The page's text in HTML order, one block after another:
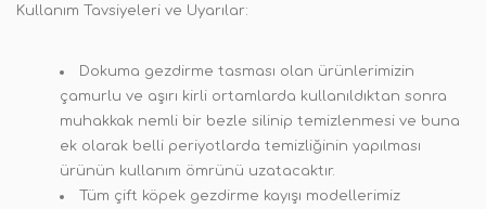
Kullanım Tavsiyeleri ve Uyarılar:
Dokuma gezdirme tasması olan ürünlerimizin
çamurlu ve aşırı kirli ortamlarda kullanıldıktan sonra
muhakkak nemli bir bezle silinip temizlenmesi ve buna
ek olarak belli periyotlarda temizliğinin yapılması
ürünün kullanım ömrünü uzatacaktır.
Tüm çift köpek gezdirme kayışı modellerimiz